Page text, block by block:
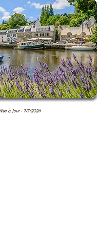
à jour : 7/7/2026